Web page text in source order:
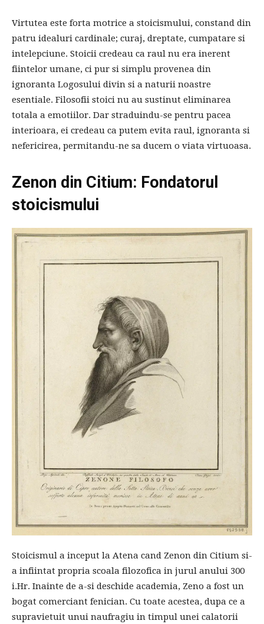
Virtutea este forta motrice a stoicismului, constand din
patru idealuri cardinale; curaj, dreptate, cumpatare si
intelepciune. Stoicii credeau ca raul nu era inerent
fiintelor umane, ci pur si simplu provenea din
ignoranta Logosului divin si a naturii noastre
esentiale. Filosofii stoici nu au sustinut eliminarea
totala a emotiilor. Dar straduindu-se pentru pacea
interioara, ei credeau ca putem evita raul, ignoranta si
nefericirea, permitandu-ne sa ducem o viata virtuoasa.
Zenon din Citium: Fondatorul
stoicismului
Stoicismul a inceput la Atena cand Zenon din Citium si-
a infiintat propria scoala filozofica in jurul anului 300
i.Hr. Inainte de a-si deschide academia, Zeno a fost un
bogat comerciant fenician. Cu toate acestea, dupa ce a
supravietuit unui naufragiu in timpul unei calatorii